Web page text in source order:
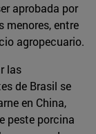
aprobada por
menores, entre
agropecuario.
las
de Brasil se
en China,
peste porcina